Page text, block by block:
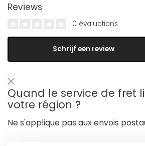
Reviews
0 évaluations
Schrijf een review
Quand le service de fret
votre région ?
Ne s'applique pas aux envois